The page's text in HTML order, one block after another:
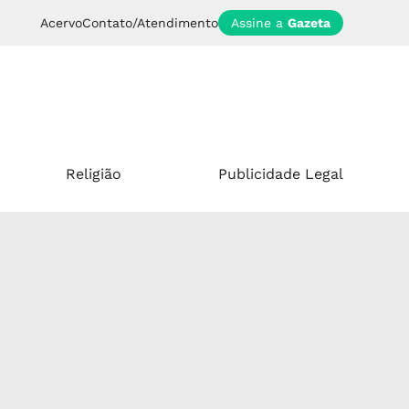
AcervoContato/Atendimento Assine a Gazeta
Religião Publicidade Legal